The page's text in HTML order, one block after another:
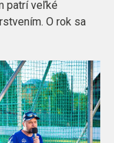
patrí veľké
O rok sa